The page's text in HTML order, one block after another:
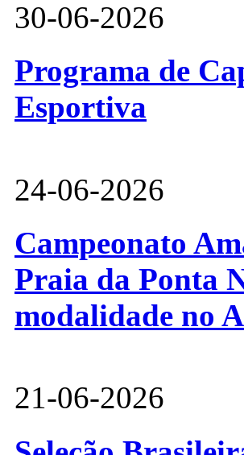
30-06-2026
Programa de
Esportiva
24-06-2026
Campeonato
Praia da Ponta
modalidade no
21-06-2026